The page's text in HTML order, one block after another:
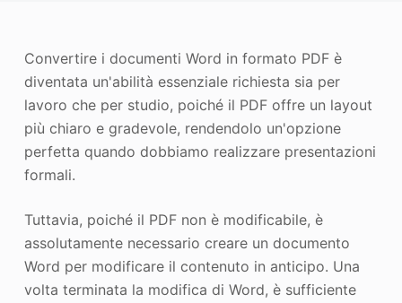
Immagine Ricopyright
Convertire i documenti Word in formato PDF è
diventata un'abilità essenziale richiesta sia per
lavoro che per studio, poiché il PDF offre un layout
più chiaro e gradevole, rendendolo un'opzione
perfetta quando dobbiamo realizzare presentazioni
formali.
Tuttavia, poiché il PDF non è modificabile, è
assolutamente necessario creare un documento
Word per modificare il contenuto in anticipo. Una
volta terminata la modifica di Word, è sufficiente